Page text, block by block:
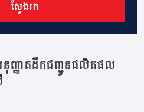
ស្វែងរក
នុញ្ញាតដឹកជញ្ជូនផលិតផល